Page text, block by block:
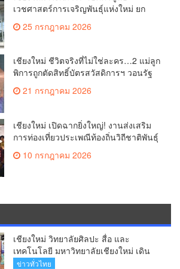
เวชศาสตร์การเจริญพันธุ์แห่งใหม่ ยก
บุตรยากของภูมิภาค(คลิป)
25 กรกฎาคม 2026
เชียงใหม่ ชีวิตจริงที่ไม่ใช่ละคร…2 แม่ลูก
พิการถูกตัดสิทธิ์บัตรสวัสดิการฯ วอนรัฐ
ทบทวนเกณฑ์ช่วยคนจน(คลิป)
21 กรกฎาคม 2026
เชียงใหม่ เปิดฉากยิ่งใหญ่! งานส่งเสริม
การท่องเที่ยวประเพณีท้องถิ่นวิถีชาติพันธุ์
10 กรกฎาคม 2026
เชียงใหม่ วิทยาลัยศิลปะ สื่อ และ
เทคโนโลยี มหาวิทยาลัยเชียงใหม่ เดิน
หน้าสร้างแรงบันดาลใจจัดกิจกรรม
ข่าวทั่วไทย